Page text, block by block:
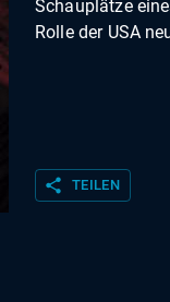
Schauplätze
Rolle der USA
share TEILEN